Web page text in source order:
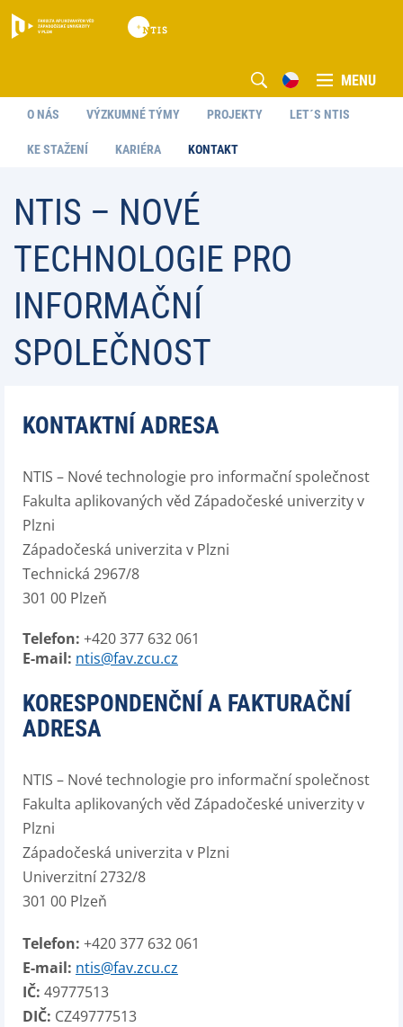
MENU
O NÁS VÝZKUMNÉ TÝMY PROJEKTY LET´S NTIS
KE STAŽENÍ KARIÉRA KONTAKT
NTIS – NOVÉ
TECHNOLOGIE PRO
INFORMAČNÍ
SPOLEČNOST
KONTAKTNÍ ADRESA
NTIS – Nové technologie pro informační společnost
Fakulta aplikovaných věd Západočeské univerzity v
Plzni
Západočeská univerzita v Plzni
Technická 2967/8
301 00 Plzeň
Telefon: +420 377 632 061
E-mail: ntis@fav.zcu.cz
KORESPONDENČNÍ A FAKTURAČNÍ
ADRESA
NTIS – Nové technologie pro informační společnost
Fakulta aplikovaných věd Západočeské univerzity v
Plzni
Západočeská univerzita v Plzni
Univerzitní 2732/8
301 00 Plzeň
Telefon: +420 377 632 061
E-mail: ntis@fav.zcu.cz
IČ: 49777513
DIČ: CZ49777513